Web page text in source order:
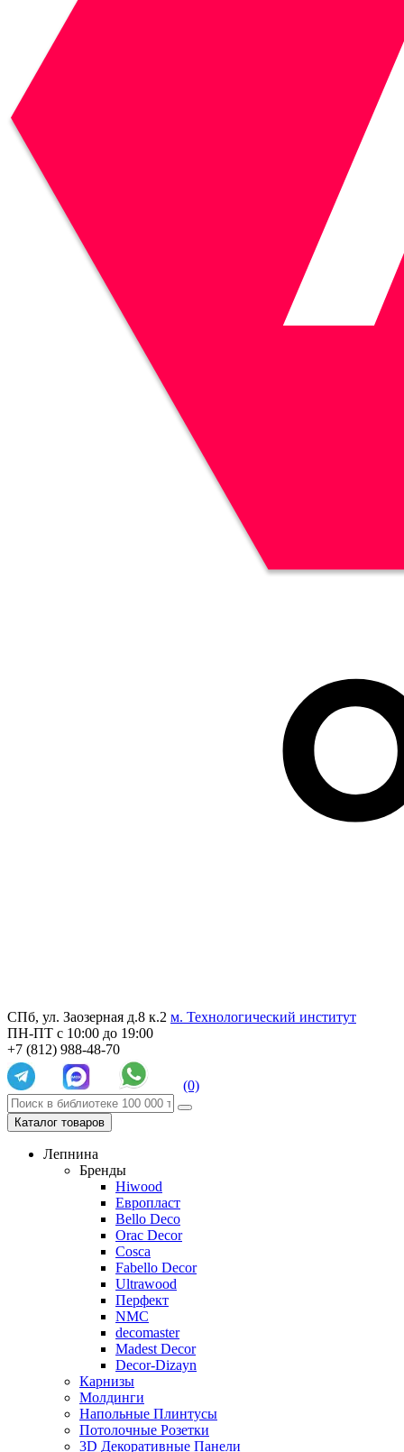
СПб, ул. Заозерная д.8 к.2 м. Технологический институт
ПН-ПТ с 10:00 до 19:00
+7 (812) 988-48-70
(0)
Каталог товаров
Лепнина
Бренды
Hiwood
Европласт
Bello Deco
Orac Decor
Cosca
Fabello Decor
Ultrawood
Перфект
NMC
decomaster
Madest Decor
Decor-Dizayn
Карнизы
Молдинги
Напольные Плинтусы
Потолочные Розетки
3D Декоративные Панели